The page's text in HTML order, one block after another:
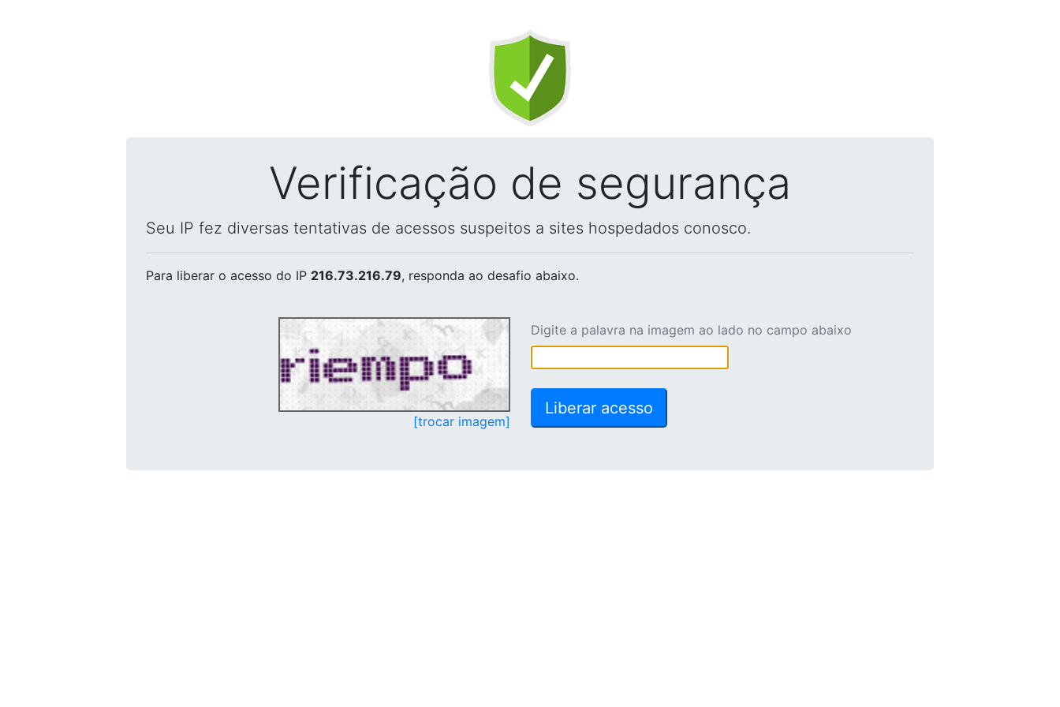
Verificação de segurança
Seu IP fez diversas tentativas de acessos suspeitos a sites hospedados conosco.
Para liberar o acesso do IP 216.73.216.79, responda ao desafio abaixo.
[trocar imagem]
Digite a palavra na imagem ao lado no campo abaixo